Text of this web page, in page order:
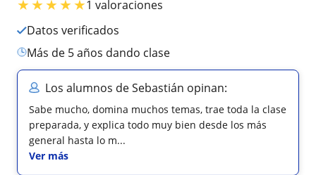
★★★★★1 valoraciones
Datos verificados
más de 5 años dando clase
Los alumnos de Sebastián opinan:
Sabe mucho, domina muchos temas, trae toda la clase
preparada, y explica todo muy bien desde los más
general hasta lo m...
Ver más